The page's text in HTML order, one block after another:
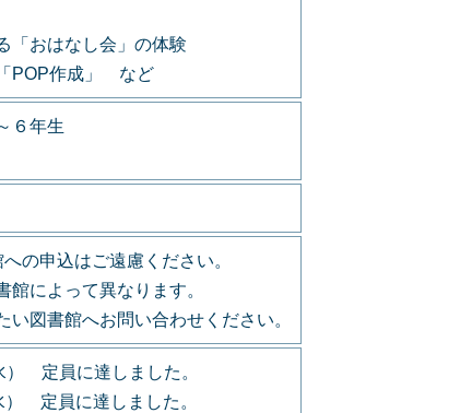
「おはなし会」の体験
「POP作成」 など
６年生
の申込はご遠慮ください。
館によって異なります。
図書館へお問い合わせください。
定員に達しました。
に達しました。